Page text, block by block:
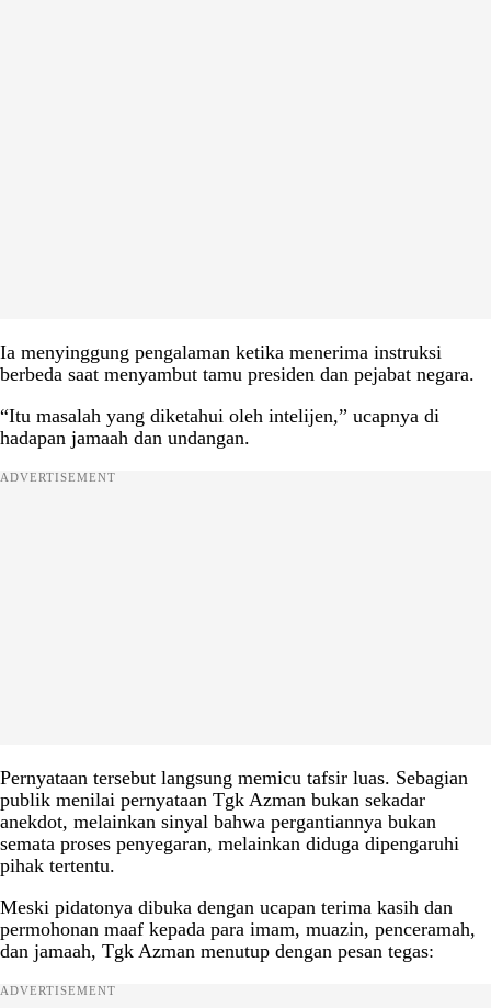
Ia menyinggung pengalaman ketika menerima instruksi
berbeda saat menyambut tamu presiden dan pejabat negara.
“Itu masalah yang diketahui oleh intelijen,” ucapnya di
hadapan jamaah dan undangan.
ADVERTISEMENT
Pernyataan tersebut langsung memicu tafsir luas. Sebagian
publik menilai pernyataan Tgk Azman bukan sekadar
anekdot, melainkan sinyal bahwa pergantiannya bukan
semata proses penyegaran, melainkan diduga dipengaruhi
pihak tertentu.
Meski pidatonya dibuka dengan ucapan terima kasih dan
permohonan maaf kepada para imam, muazin, penceramah,
dan jamaah, Tgk Azman menutup dengan pesan tegas:
ADVERTISEMENT